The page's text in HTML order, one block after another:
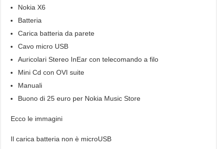
Nokia X6
Batteria
Carica batteria da parete
Cavo micro USB
Auricolari Stereo InEar con telecomando a filo
Mini Cd con OVI suite
Manuali
Buono di 25 euro per Nokia Music Store
Ecco le immagini
Il carica batteria non è microUSB